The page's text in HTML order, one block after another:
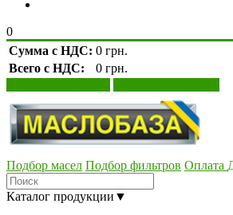
0
Сумма с НДС: 0 грн.
Всего с НДС:
0 грн.
Подбор масел Подбор фильтров Оплата
Каталог продукции ▼